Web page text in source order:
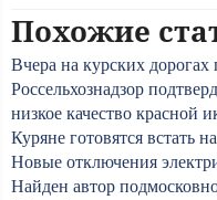
Похожие
Вчера на курских дорогах
Россельхознадзор
низкое качество красной
Куряне готовятся встать
Новые отключения
Найден автор